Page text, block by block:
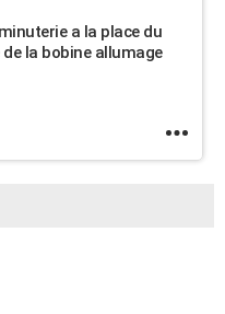
a la place du
la bobine allumage